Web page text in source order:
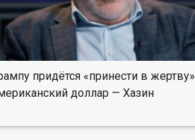
придётся «принести в жертву»
доллар — Хазин